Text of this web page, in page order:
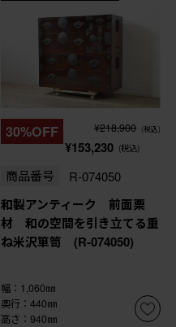
30%OFF ¥218,900 (税込)
¥153,230 (税込)
商品番号 R-074050
和製アンティーク 前面栗
材 和の空間を引き立てる重
ね米沢箪笥 (R-074050)
幅：1,060㎜
奥行：440㎜
高さ：940㎜